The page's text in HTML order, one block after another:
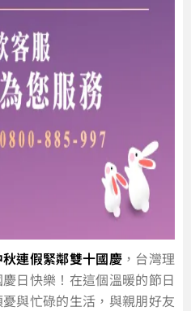
秋連假緊鄰雙十國慶 ，台灣理
日快樂！在這個溫暖的節日
與忙碌的生活，與親朋好友